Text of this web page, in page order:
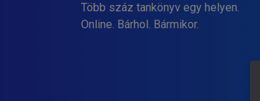
Több száz tankönyv egy helyen.
Online. Bárhol. Bármikor.